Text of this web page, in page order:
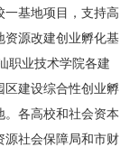
基地项目，支持高
资源改建创业孵化基
职业技术学院各建
区建设综合性创业孵
各高校和社会资本
源社会保障局和市财